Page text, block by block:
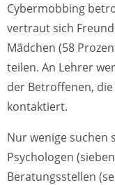
Cybermobbing
vertraut sich
Mädchen (58
teilen. An Lehrer
der Betroffenen,
kontaktiert.
Nur wenige suchen
Psychologen
Beratungsstellen